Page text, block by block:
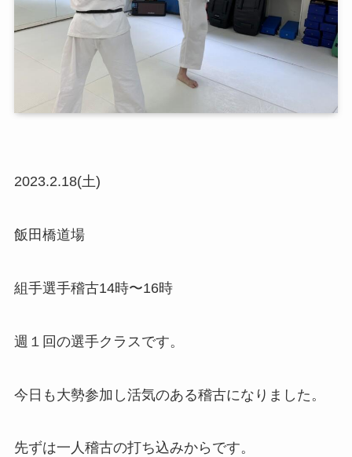
2023.2.18(土)
飯田橋道場
組手選手稽古14時〜16時
週１回の選手クラスです。
今日も大勢参加し活気のある稽古になりました。
先ずは一人稽古の打ち込みからです。